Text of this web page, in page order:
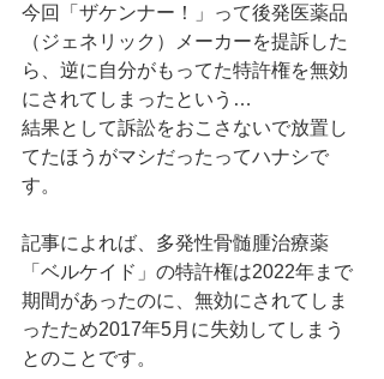
今回「ザケンナー！」って後発医薬品
（ジェネリック）メーカーを提訴した
ら、逆に自分がもってた特許権を無効
にされてしまったという…
結果として訴訟をおこさないで放置し
てたほうがマシだったってハナシで
す。
記事によれば、多発性骨髄腫治療薬
「ベルケイド」の特許権は2022年まで
期間があったのに、無効にされてしま
ったため2017年5月に失効してしまう
とのことです。